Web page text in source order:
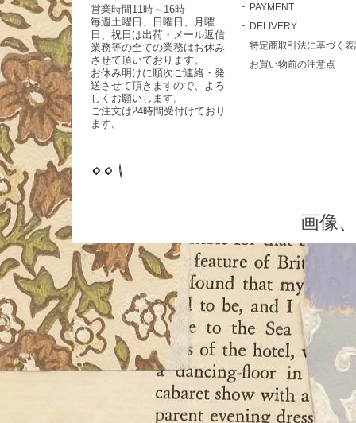
営業時間11時～16時
毎週土曜日、日曜日、月曜
日、祝日は出荷・メール返信
業務等の全ての業務はお休み
させて頂いております。
お休み明けに順次ご連絡・発
送させて頂きますので、よろ
しくお願いします。
ご注文は24時間受付けており
ます。
PAYMENT
DELIVERY
特定商取引法に基づく
お買い物前の注意点
画像